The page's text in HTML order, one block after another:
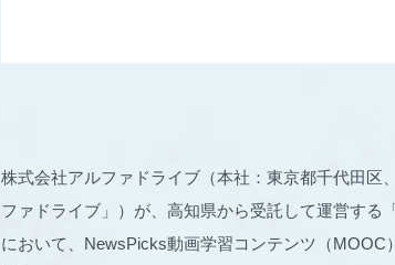
株式会社アルファドライブ（本社：東京都千代田区
ファドライブ」）が、高知県から受託して運営する
において、NewsPicks動画学習コンテンツ（